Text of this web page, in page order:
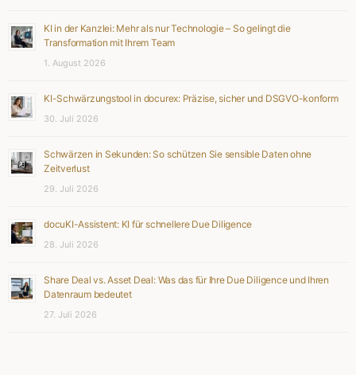
KI in der Kanzlei: Mehr als nur Technologie – So gelingt die
Transformation mit Ihrem Team
1. August 2026
KI-Schwärzungstool in docurex: Präzise, sicher und DSGVO-konform
30. Juli 2026
Schwärzen in Sekunden: So schützen Sie sensible Daten ohne
Zeitverlust
29. Juli 2026
docuKI-Assistent: KI für schnellere Due Diligence
28. Juli 2026
Share Deal vs. Asset Deal: Was das für Ihre Due Diligence und Ihren
Datenraum bedeutet
27. Juli 2026